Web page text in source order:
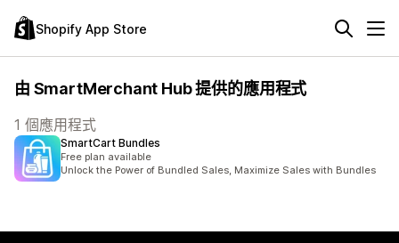
Shopify App Store
由 SmartMerchant Hub 提供的應用程式
1 個應用程式
SmartCart Bundles
Free plan available
Unlock the Power of Bundled Sales, Maximize Sales with Bundles